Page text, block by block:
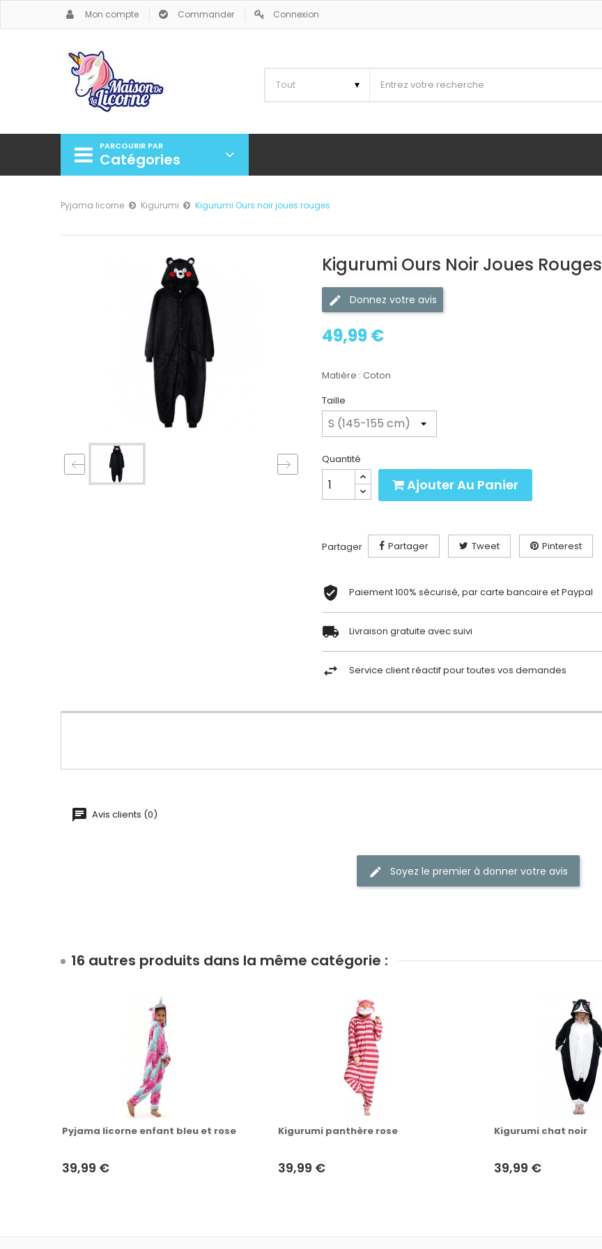
Mon compte Commander Connexion
PARCOURIR PAR
Catégories
Pyjama licorne Kigurumi Kigurumi Ours noir joues rouges
Kigurumi Ours Noir Joues Rouges
Donnez votre avis
49,99 €
Matière : Coton
Taille
Quantité
Ajouter Au Panier
Partager Partager Tweet Pinterest
Paiement 100% sécurisé, par carte bancaire et Paypal
Livraison gratuite avec suivi
Service client réactif pour toutes vos demandes
Avis clients (0)
Soyez le premier à donner votre avis
16 autres produits dans la même catégorie :
Pyjama licorne enfant bleu et rose
39,99 €
Kigurumi panthère rose
39,99 €
Kigurumi chat noir
39,99 €